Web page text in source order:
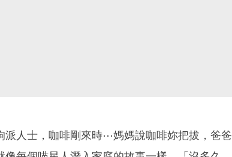
派人士，咖啡剛來時⋯媽媽說咖啡妳把拔，爸爸